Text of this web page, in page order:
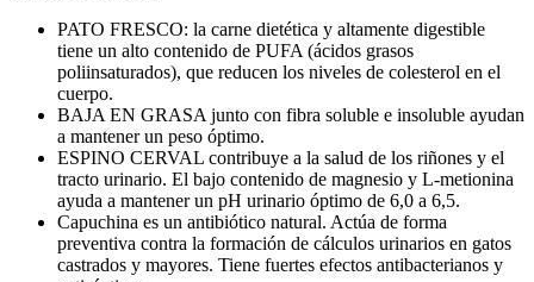
PATO FRESCO: la carne dietética y altamente digestible
tiene un alto contenido de PUFA (ácidos grasos
poliinsaturados), que reducen los niveles de colesterol en el
cuerpo.
BAJA EN GRASA junto con fibra soluble e insoluble ayudan
a mantener un peso óptimo.
ESPINO CERVAL contribuye a la salud de los riñones y el
tracto urinario. El bajo contenido de magnesio y L-metionina
ayuda a mantener un pH urinario óptimo de 6,0 a 6,5.
Capuchina es un antibiótico natural. Actúa de forma
preventiva contra la formación de cálculos urinarios en gatos
castrados y mayores. Tiene fuertes efectos antibacterianos y